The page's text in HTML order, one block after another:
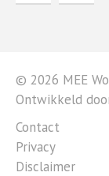
© 2026 MEE
Ontwikkeld
Contact
Privacy
Disclaimer